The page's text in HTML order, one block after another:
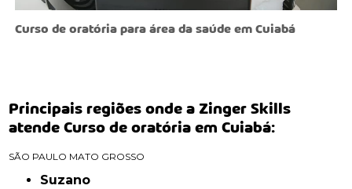
Curso de oratória para área da saúde em Cuiabá
Principais regiões onde a Zinger Skills
atende Curso de oratória em Cuiabá:
SÃO PAULO MATO GROSSO
Suzano